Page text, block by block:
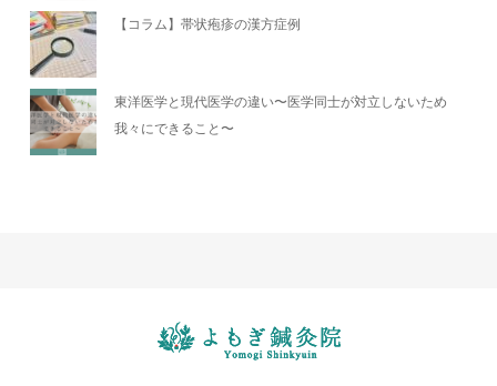
【コラム】帯状疱疹の漢方症例
東洋医学と現代医学の違い〜医学同士が対立しないため
我々にできること〜